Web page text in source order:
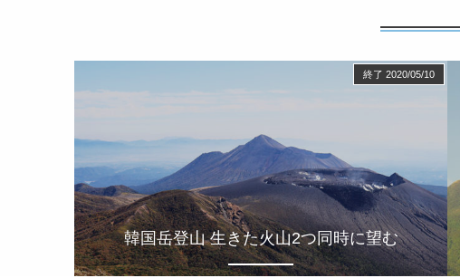
韓国岳登山 生きた火山2つ同時に望む
終了 2020/05/10